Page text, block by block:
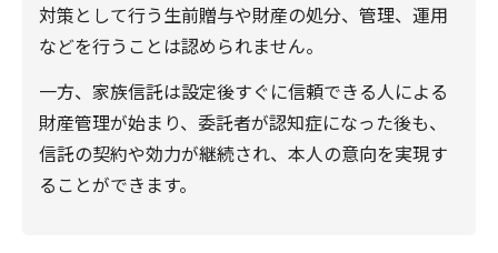
対策として行う生前贈与や財産の処分、管理、運用
などを行うことは認められません。
一方、家族信託は設定後すぐに信頼できる人による
財産管理が始まり、委託者が認知症になった後も、
信託の契約や効力が継続され、本人の意向を実現す
ることができます。